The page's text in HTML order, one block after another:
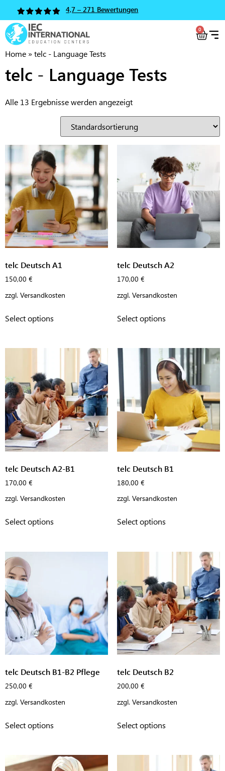
4,7 – 271 Bewertungen
0
Home »telc - Language Tests
telc - Language Tests
Alle 13 Ergebnisse werden angezeigt
telc Deutsch A1
150,00 €
zzgl. Versandkosten
Select options
telc Deutsch A2
170,00 €
zzgl. Versandkosten
Select options
telc Deutsch A2-B1
170,00 €
zzgl. Versandkosten
Select options
telc Deutsch B1
180,00 €
zzgl. Versandkosten
Select options
telc Deutsch B1-B2 Pflege
250,00 €
zzgl. Versandkosten
Select options
telc Deutsch B2
200,00 €
zzgl. Versandkosten
Select options